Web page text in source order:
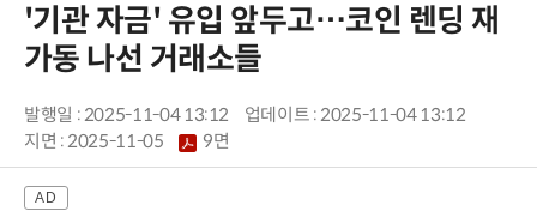
'기관 자금' 유입 앞두고…코인 렌딩 재
가동 나선 거래소들
발행일 : 2025-11-04 13:12
업데이트 : 2025-11-04 13:12
지면 :2025-11-05 9면